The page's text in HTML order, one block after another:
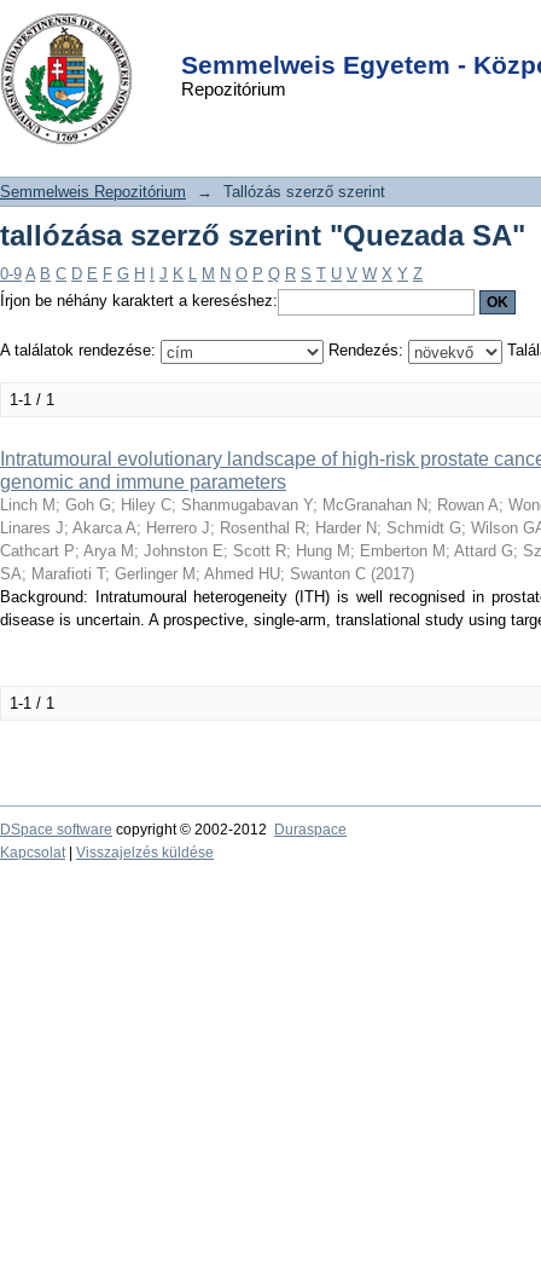
Semmelweis Egyetem -
Repozitórium
tallózása szerző szerint "Quezada SA"
DSpace/Manakin Repository
Semmelweis Repozitórium → Tallózás szerző szerint
tallózása szerző szerint "Quezada SA"
0-9 A B C D E F G H J K L M N O P Q R S T U V W X Y Z
Írjon be néhány karaktert a kereséshez:
A találatok rendezése: Rendezés:
1-1 / 1
Intratumoural evolutionary landscape of high-risk prostate
genomic and immune parameters
Linch M ; Goh G; Hiley C; Shanmugabavan Y; McGranahan N; Rowan A;
Linares J; Akarca A; Herrero J; Rosenthal R; Harder N; Schmidt G; Wilson
Cathcart P; Arya M ; Johnston E; Scott R; Hung M ; Emberton M ; Attard G;
SA; Marafioti T; Gerlinger M ; Ahmed HU; Swanton C (2017)
Background: Intratumoural heterogeneity (ITH) is well recognised in
disease is uncertain. A prospective, single-arm, translational study using
1-1 / 1
DSpace software copyright © 2002-2012
Duraspace
Kapcsolat| Visszajelzés küldése